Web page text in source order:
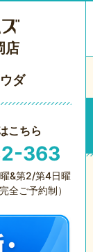
店
ダ
こちら
363
&第2/第4日曜
全ご予約制）